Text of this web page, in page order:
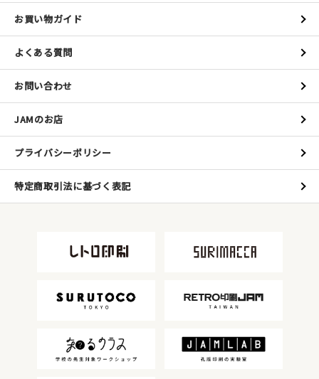
お買い物ガイド
よくある質問
お問い合わせ
JAMのお店
プライバシーポリシー
特定商取引法に基づく表記